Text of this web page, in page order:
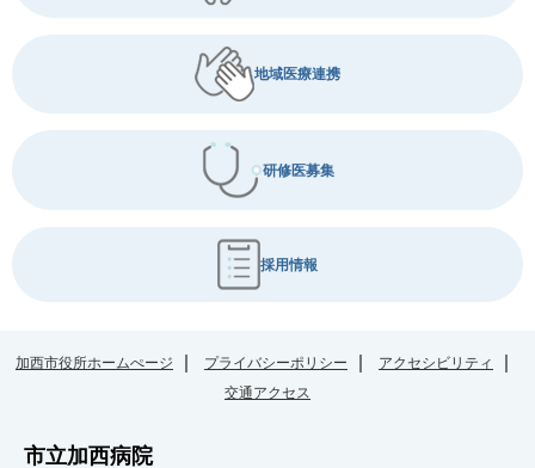
地域医療連携
研修医募集
採用情報
加西市役所ホームぺージ プライバシーポリシー
アクセシビリティ
交通アクセス
市立加西病院